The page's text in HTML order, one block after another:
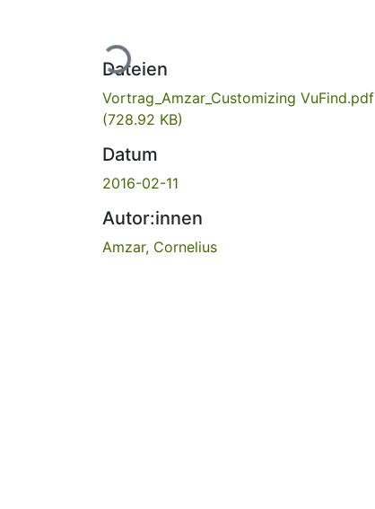
Lade...
Dateien
Vortrag_Amzar_Customizing VuFind.pdf
(728.92 KB)
Datum
2016-02-11
Autor:innen
Amzar, Cornelius